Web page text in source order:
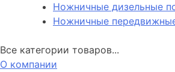
Ножничные дизельные
Ножничные
Все категории товаров...
О компании